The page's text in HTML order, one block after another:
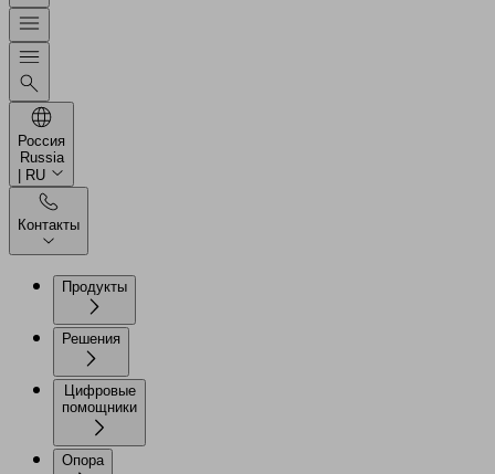
Россия
Russia
| RU
Контакты
Продукты
Решения
Цифровые
помощники
Опора